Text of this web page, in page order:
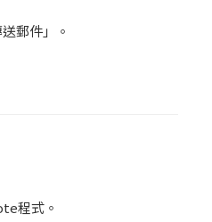
郵件」。
程式。